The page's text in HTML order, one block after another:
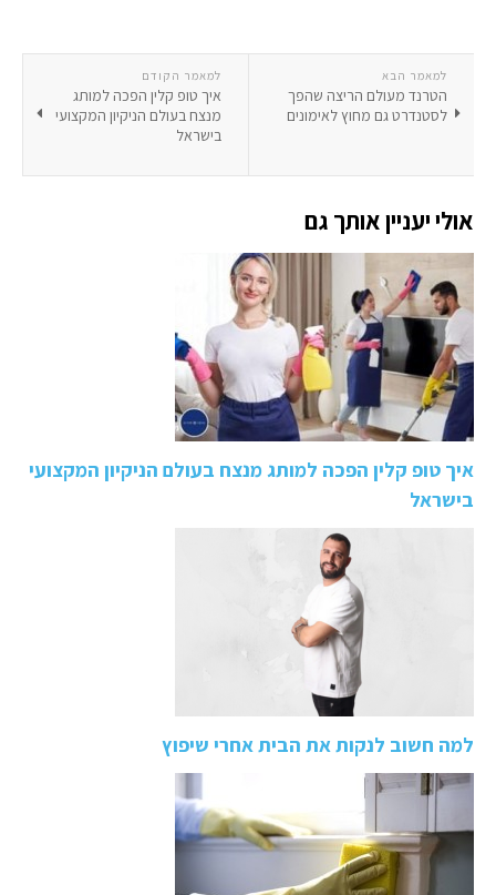
למאמר הקודם
איך טופ קלין הפכה למותג
מנצח בעולם הניקיון המקצועי
בישראל
למאמר הבא
הטרנד מעולם הריצה שהפך
לסטנדרט גם מחוץ לאימונים
אולי יעניין אותך גם
איך טופ קלין הפכה למותג מנצח בעולם הניקיון המקצועי
בישראל
למה חשוב לנקות את הבית אחרי שיפוץ